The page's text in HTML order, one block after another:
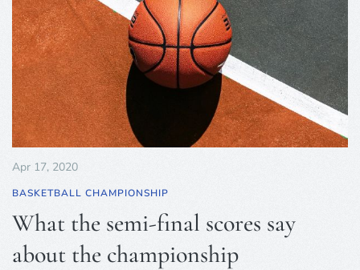
Apr 17, 2020
BASKETBALL CHAMPIONSHIP
What the semi-final scores say
about the championship